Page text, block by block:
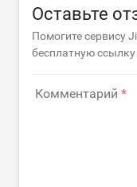
Оставьте
Помогите сервису
бесплатную
Комментарий